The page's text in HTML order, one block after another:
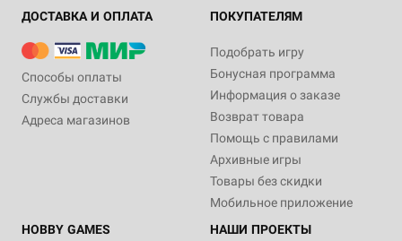
ДОСТАВКА И ОПЛАТА
Способы оплаты
Службы доставки
Адреса магазинов
ПОКУПАТЕЛЯМ
Подобрать игру
Бонусная программа
Информация о заказе
Возврат товара
Помощь с правилами
Архивные игры
Товары без скидки
Мобильное приложение
HOBBY GAMES
НАШИ ПРОЕКТЫ